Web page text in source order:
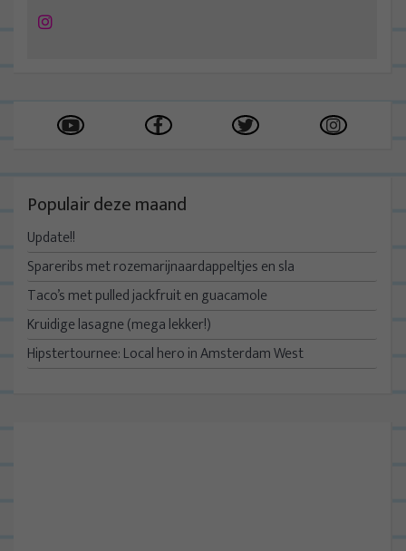
Instagram
Populair deze maand
Update!!
Spareribs met rozemarijnaardappeltjes en sla
Taco’s met pulled jackfruit en guacamole
Kruidige lasagne (mega lekker!)
Hipstertournee: Local hero in Amsterdam West